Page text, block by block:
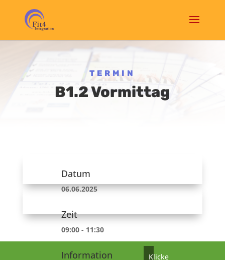
TERMIN
B1.2 Vormittag
Datum
06.06.2025
Zeit
09:00 - 11:30
Information
Klicke